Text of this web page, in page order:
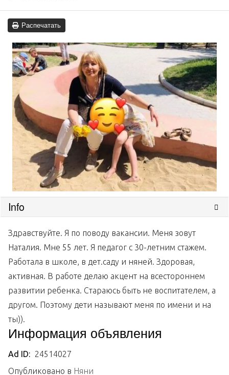
Распечатать
Info
Здравствуйте. Я по поводу вакансии. Меня зовут
Наталия. Мне 55 лет. Я педагог с 30-летним стажем.
Работала в школе, в дет.саду и няней. Здоровая,
активная. В работе делаю акцент на всестороннем
развитии ребенка. Стараюсь быть не воспитателем, а
другом. Поэтому дети называют меня по имени и на
ты)).
Информация объявления
Ad ID: 24514027
Опубликовано в Няни